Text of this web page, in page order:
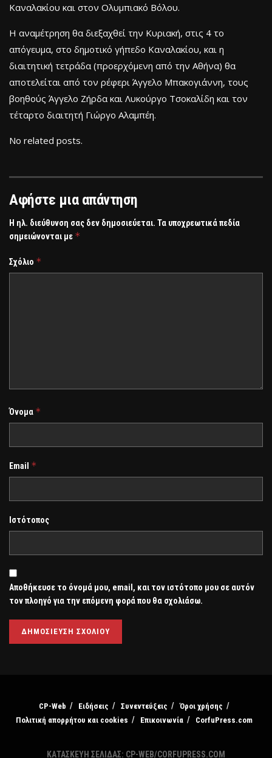
Καναλακίου και στον Ολυμπιακό Βόλου.
Η αναμέτρηση θα διεξαχθεί την Κυριακή, στις 4 το
απόγευμα, στο δημοτικό γήπεδο Καναλακίου, και η
διαιτητική τετράδα (προερχόμενη από την Αθήνα) θα
αποτελείται από τον ρέφερι Άγγελο Μπακογιάννη, τους
βοηθούς Άγγελο Ζήρδα και Λυκούργο Τσοκαλίδη και τον
τέταρτο διαιτητή Γιώργο Αλαμπέη.
No related posts.
Αφήστε μια απάντηση
Η ηλ. διεύθυνση σας δεν δημοσιεύεται. Τα υποχρεωτικά πεδία
σημειώνονται με *
Σχόλιο *
Όνομα *
Email *
Ιστότοπος
Αποθήκευσε το όνομά μου, email, και τον ιστότοπο μου σε αυτόν
τον πλοηγό για την επόμενη φορά που θα σχολιάσω.
CP-Web Ειδήσεις Συνεντεύξεις
Όροι χρήσης
Πολιτική απορρήτου και cookies
Επικοινωνία CorfuPress.com
ΚΑΤΑΣΚΕΥΗ ΣΕΛΙΔΑΣ: CP-WEB/CORFUPRESS.COM